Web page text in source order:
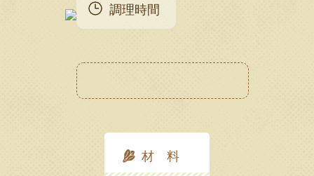
調理時間
材 料